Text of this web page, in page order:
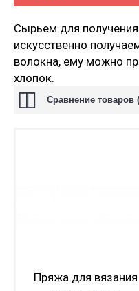
Сырьем для
искусственно
волокна, ему можно
хлопок.
Сравнение товаров
Пряжа для вязания